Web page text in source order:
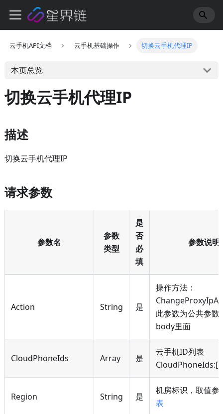
云手机API文档 云手机基础操作 切换云手机代理IP
本页总览
切换云手机代理IP
描述
切换云手机代理IP
请求参数
参数名
参数
类型
是
否
必
填
参数说明
Action String 是
操作方法：
此参数为公共参数
body里面
CloudPhoneIds Array 是
云手机ID列表
CloudPhoneIds:[
Region String 是
机房标识，取值参
表